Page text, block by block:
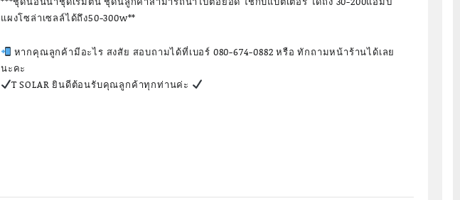
แผงโซล่าเซลล์ได้ถึง50-300w**
หากคุณลูกค้ามีอะไร สงสัย สอบถามได้ที่เบอร์ 080-674-0882 หรือ ทักถามหน้าร้านได้เลย
นะคะ
T SOLAR ยินดีต้อนรับคุณลูกค้าทุกท่านค่ะ